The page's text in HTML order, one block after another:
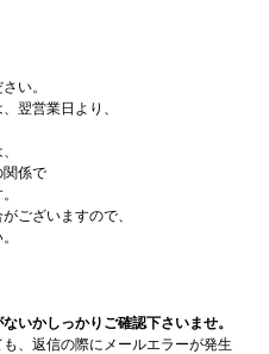
い。
翌営業日より、
係で
ございますので、
いかしっかりご確認下さいませ。
、返信の際にメールエラーが発生